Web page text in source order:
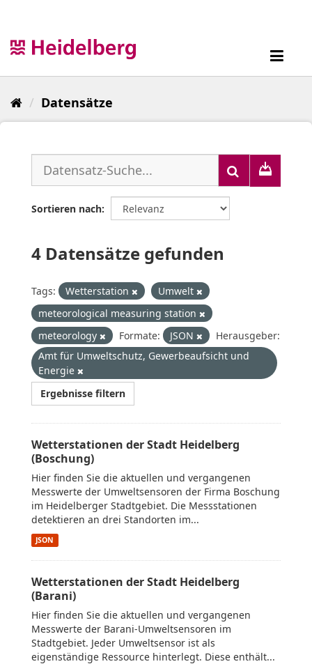
Datensätze
Sortieren nach
4 Datensätze gefunden
Tags: Wetterstation
Umwelt
meteorological measuring station
meteorology
Formate: JSON
Herausgeber:
Amt für Umweltschutz, Gewerbeaufsicht und
Energie
Ergebnisse filtern
Wetterstationen der Stadt Heidelberg
(Boschung)
Hier finden Sie die aktuellen und vergangenen
Messwerte der Umweltsensoren der Firma Boschung
im Heidelberger Stadtgebiet. Die Messstationen
detektieren an drei Standorten im...
JSON
Wetterstationen der Stadt Heidelberg
(Barani)
Hier finden Sie die aktuellen und vergangenen
Messwerte der Barani-Umweltsensoren im
Stadtgebiet. Jeder Umweltsensor ist als
eigenständige Ressource hinterlegt. Diese enthält...